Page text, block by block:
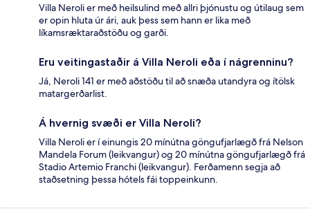
Villa Neroli er með heilsulind með allri þjónustu og útilaug sem
er opin hluta úr ári, auk þess sem hann er lika með
líkamsræktaraðstöðu og garði.
Eru veitingastaðir á Villa Neroli eða í nágrenninu?
Já, Neroli 141 er með aðstöðu til að snæða utandyra og ítölsk
matargerðarlist.
Á hvernig svæði er Villa Neroli?
Villa Neroli er í einungis 20 mínútna göngufjarlægð frá Nelson
Mandela Forum (leikvangur) og 20 mínútna göngufjarlægð frá
Stadio Artemio Franchi (leikvangur). Ferðamenn segja að
staðsetning þessa hótels fái toppeinkunn.